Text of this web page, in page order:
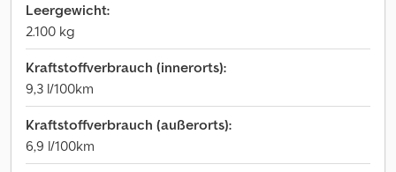
Leergewicht:
2.100 kg
Kraftstoffverbrauch (innerorts):
9,3 l/100km
Kraftstoffverbrauch (außerorts):
6,9 l/100km